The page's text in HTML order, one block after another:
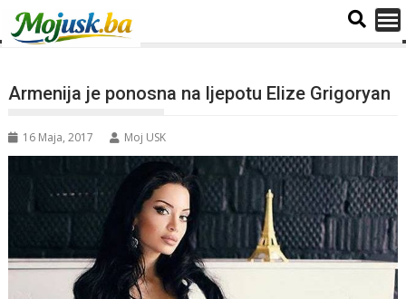
Armenija je ponosna na ljepotu Elize Grigoryan
16 Maja, 2017 Moj USK